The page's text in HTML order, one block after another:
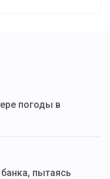
погоды в
пытаясь